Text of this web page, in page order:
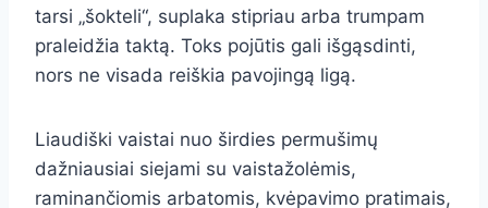
tarsi „šokteli“, suplaka stipriau arba trumpam
praleidžia taktą. Toks pojūtis gali išgąsdinti,
nors ne visada reiškia pavojingą ligą.
Liaudiški vaistai nuo širdies permušimų
dažniausiai siejami su vaistažolėmis,
raminančiomis arbatomis, kvėpavimo pratimais,